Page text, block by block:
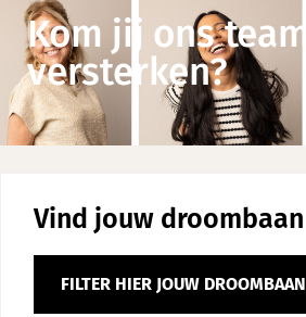
Kom jij ons team
versterken?
Vind jouw droombaan
FILTER HIER JOUW DROOMBAAN